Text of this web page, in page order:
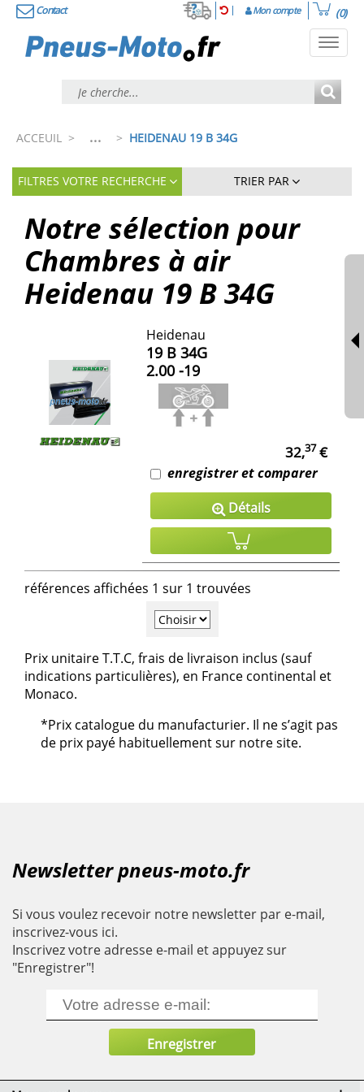
Contact Mon compte (0)
ACCEUIL > ... > HEIDENAU 19 B 34G
FILTRES VOTRE RECHERCHE TRIER PAR
Notre sélection pour
Chambres à air
Heidenau 19 B 34G
Heidenau
19 B 34G
2.00 -19
32,37 €
enregistrer et comparer
Détails
références affichées 1 sur 1 trouvées
Prix unitaire T.T.C, frais de livraison inclus (sauf
indications particulières), en France continental et
Monaco.
*Prix catalogue du manufacturier. Il ne s’agit pas
de prix payé habituellement sur notre site.
Newsletter pneus-moto.fr
Si vous voulez recevoir notre newsletter par e-mail,
inscrivez-vous ici.
Inscrivez votre adresse e-mail et appuyez sur
"Enregistrer"!